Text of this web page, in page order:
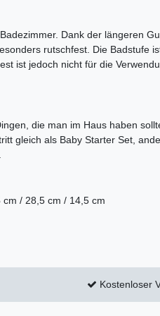
Dank der längeren
rutschfest. Die Badstufe
ist jedoch nicht für die
die man im Haus haben
gleich als Baby Starter Set,
/ 28,5 cm / 14,5 cm
Kostenloser